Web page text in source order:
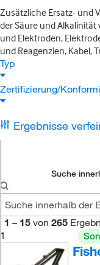
Zusätzliche Ersatz- und
der Säure und
und Elektroden,
und Reagenzien, Kabel,
Typ
Zertifizierung/
Ergebnisse
Suche
1 – 15 von 265
1